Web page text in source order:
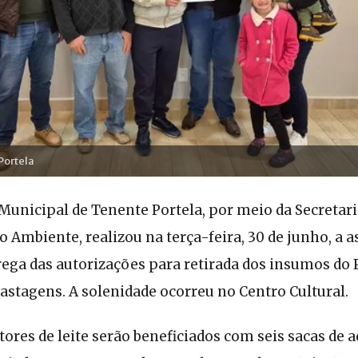
de Tenente Portela, por meio da
Ambiente, realizou na terça-feira, 30 de junho, a
das autorizações para retirada dos insumos do
A solenidade ocorreu no Centro Cultural.
de leite serão beneficiados com seis sacas de